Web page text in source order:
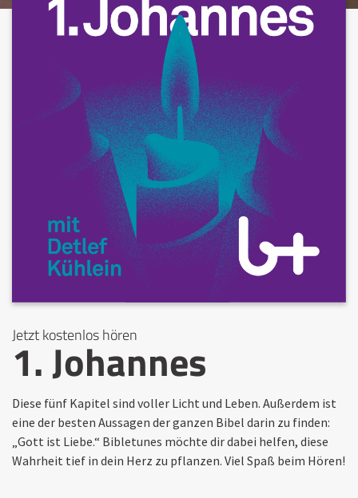
Jetzt kostenlos hören
1. Johannes
Diese fünf Kapitel sind voller Licht und Leben. Außerdem ist
eine der besten Aussagen der ganzen Bibel darin zu finden:
„Gott ist Liebe.“ Bibletunes möchte dir dabei helfen, diese
Wahrheit tief in dein Herz zu pflanzen. Viel Spaß beim Hören!